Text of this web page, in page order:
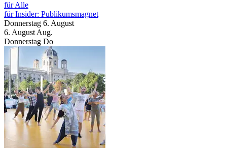
für Alle
für Insider: Publikumsmagnet
Donnerstag 6. August
6. August Aug.
Donnerstag Do